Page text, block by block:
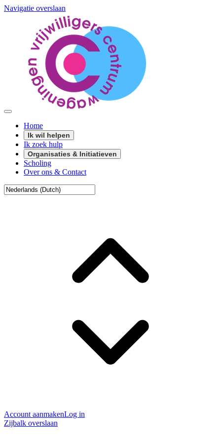
Navigatie overslaan
Home
Ik wil helpen
Ik zoek hulp
Organisaties & Initiatieven
Scholing
Over ons & Contact
Account aanmakenLog in
Zijbalk overslaan